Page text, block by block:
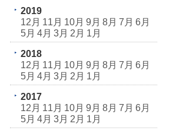
2019
12月 11月 10月 9月 8月 7月 6月
5月 4月 3月 2月 1月
2018
12月 11月 10月 9月 8月 7月 6月
5月 4月 3月 2月 1月
2017
12月 11月 10月 9月 8月 7月 6月
5月 4月 3月 2月 1月